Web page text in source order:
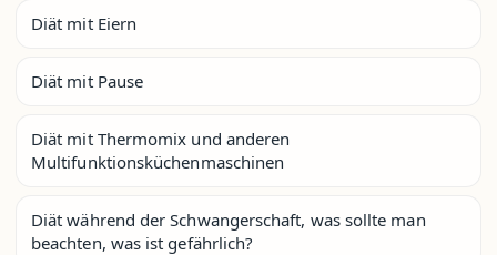
Diät mit Eiern
Diät mit Pause
Diät mit Thermomix und anderen
Multifunktionsküchenmaschinen
Diät während der Schwangerschaft, was sollte man
beachten, was ist gefährlich?